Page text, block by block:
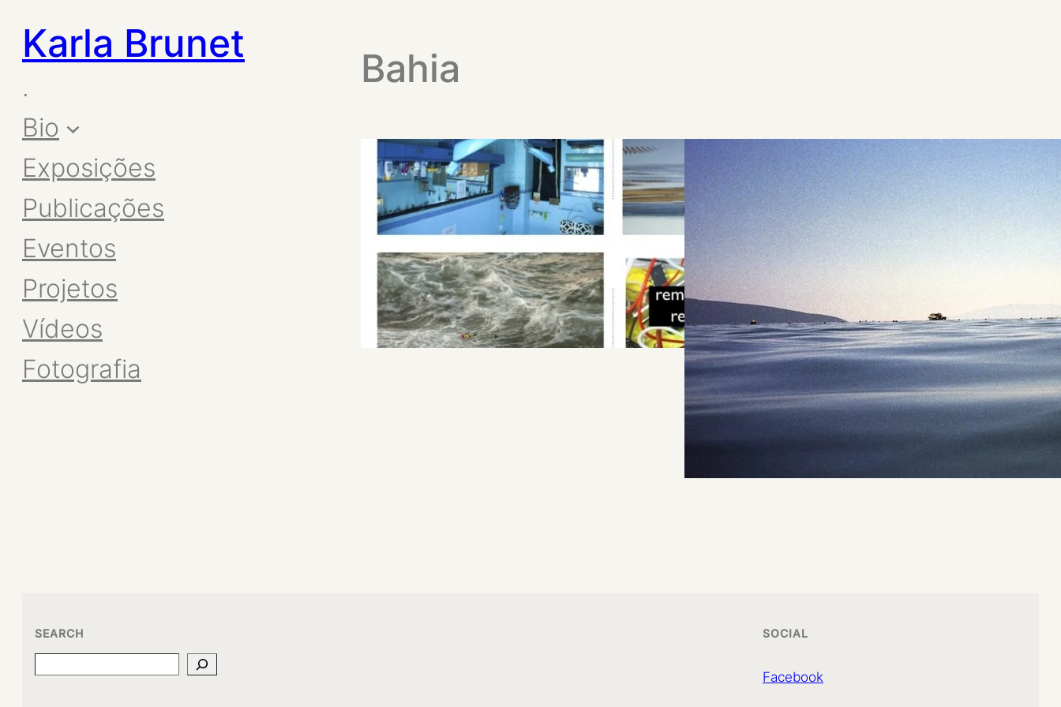
Karla Brunet
.
Bio
Exposições
Publicações
Eventos
Projetos
Vídeos
Fotografia
Bahia
SEARCH
Search
SOCIAL
Facebook